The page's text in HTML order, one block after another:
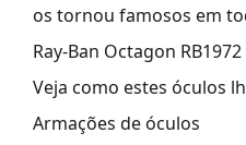
os tornou famosos em
Ray-Ban Octagon RB1972
Veja como estes óculos
Armações de óculos